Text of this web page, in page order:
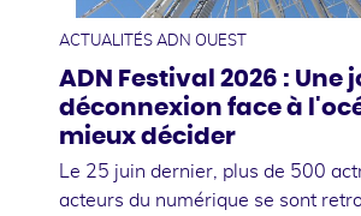
ACTUALITÉS ADN OUEST
ADN Festival 2026 : Une
déconnexion face à
mieux décider
Le 25 juin dernier, plus de 500
acteurs du numérique se sont